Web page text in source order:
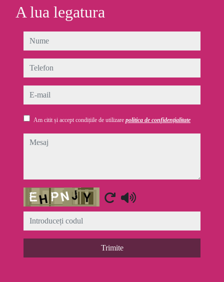
A lua legatura
nume
telefon
e-mail
Am citit și accept condițiile de utilizare politica de confidențialitate
mesaj
Captcha
Trimite